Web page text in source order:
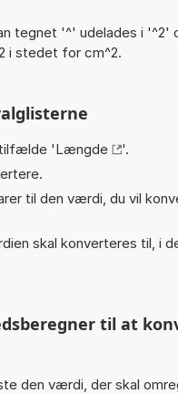
tegnet '^' udelades i '^2'
i stedet for cm^2.
'Længde
'.
til den værdi, du vil
skal konverteres til, i
til at
den værdi, der skal